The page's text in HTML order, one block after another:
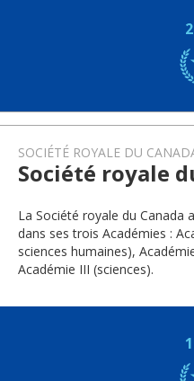
SOCIÉTÉ ROYALE DU
Société royale
La Société royale du Canada
dans ses trois Académies :
sciences humaines),
Académie III (sciences).